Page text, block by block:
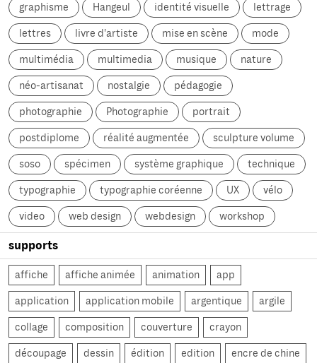
graphisme Hangeul identité visuelle lettrage
lettres livre d'artiste mise en scène mode
multimédia multimedia musique nature
néo-artisanat nostalgie pédagogie
photographie Photographie portrait
postdiplome réalité augmentée sculpture volume
soso spécimen système graphique technique
typographie typographie coréenne UX vélo
video web design webdesign workshop
supports
affiche affiche animée animation app
application application mobile argentique argile
collage composition couverture crayon
découpage dessin édition edition encre de chine